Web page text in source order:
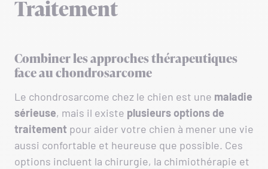
Traitement
Combiner les approches thérapeutiques
face au chondrosarcome
Le chondrosarcome chez le chien est une maladie
sérieuse, mais il existe plusieurs options de
traitement pour aider votre chien à mener une vie
aussi confortable et heureuse que possible. Ces
options incluent la chirurgie, la chimiothérapie et